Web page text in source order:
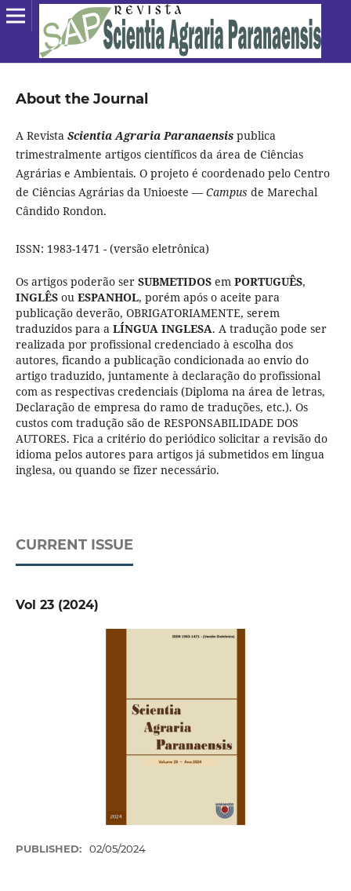
About the Journal
A Revista Scientia Agraria Paranaensis publica
trimestralmente artigos científicos da área de Ciências
Agrárias e Ambientais. O projeto é coordenado pelo Centro
de Ciências Agrárias da Unioeste — Campus de Marechal
Cândido Rondon.
ISSN: 1983-1471 - (versão eletrônica)
Os artigos poderão ser SUBMETIDOSem PORTUGUÊS,
INGLÊSou ESPANHOL, porém após o aceite para
publicação deverão, OBRIGATORIAMENTE, serem
traduzidos para a LÍNGUA INGLESA. A tradução pode ser
realizada por profissional credenciado à escolha dos
autores, ficando a publicação condicionada ao envio do
artigo traduzido, juntamente à declaração do profissional
com as respectivas credenciais (Diploma na área de letras,
Declaração de empresa do ramo de traduções, etc.). Os
custos com tradução são de RESPONSABILIDADE DOS
AUTORES. Fica a critério do periódico solicitar a revisão do
idioma pelos autores para artigos já submetidos em língua
inglesa, ou quando se fizer necessário.
CURRENT ISSUE
Vol 23 (2024)
PUBLISHED: 02/05/2024